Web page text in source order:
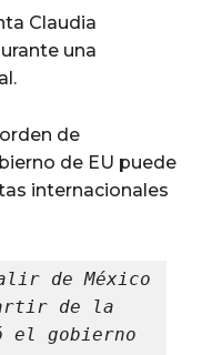
Claudia
una
de
de EU puede
internacionales
de México
de la
el gobierno